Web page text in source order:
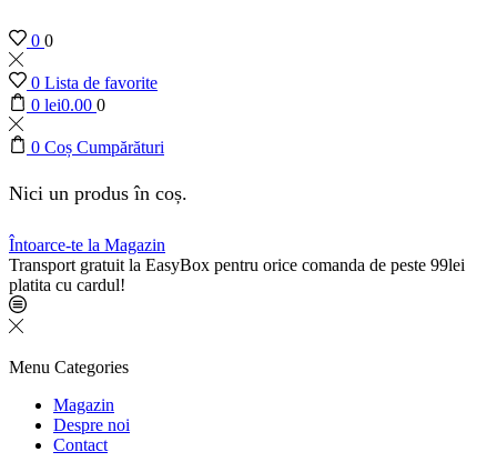
0 0
0 Lista de favorite
0 lei0.00 0
0 Coș Cumpărături
Nici un produs în coș.
Întoarce-te la Magazin
Transport gratuit la EasyBox pentru orice comanda de peste 99lei
platita cu cardul!
Menu Categories
Magazin
Despre noi
Contact